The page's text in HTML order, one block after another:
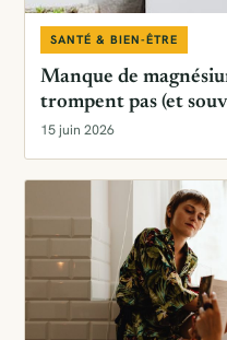
SANTÉ & BIEN-ÊTRE
Manque de
trompent pas (et
15 juin 2026